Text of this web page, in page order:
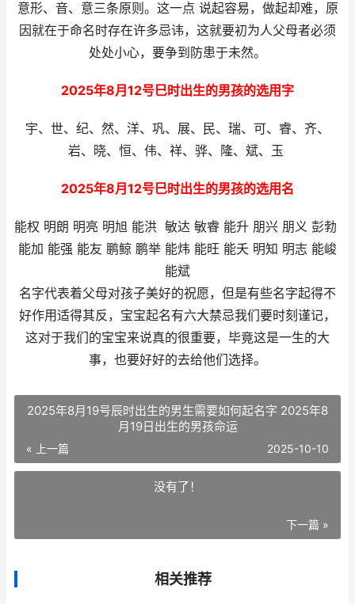
意形、音、意三条原则。这一点 说起容易，做起却难，原
因就在于命名时存在许多忌讳，这就要初为人父母者必须
处处小心，要争到防患于未然。
2025年8月12号巳时出生的男孩的选用字
宇、世、纪、然、洋、巩、展、民、瑞、可、睿、齐、
岩、晓、恒、伟、祥、骅、隆、斌、玉
2025年8月12号巳时出生的男孩的选用名
能权 明朗 明亮 明旭 能洪 敏达 敏睿 能升 朋兴 朋义 彭勃
能加 能强 能友 鹏鲸 鹏举 能炜 能旺 能夭 明知 明志 能峻
能斌
名字代表着父母对孩子美好的祝愿，但是有些名字起得不
好作用适得其反，宝宝起名有六大禁忌我们要时刻谨记，
这对于我们的宝宝来说真的很重要，毕竟这是一生的大
事，也要好好的去给他们选择。
2025年8月19号辰时出生的男生需要如何起名字 2025年8
月19日出生的男孩命运
« 上一篇 2025-10-10
没有了！
下一篇 »
相关推荐